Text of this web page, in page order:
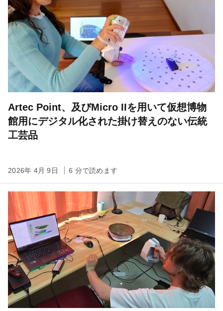
Artec Point、及びMicro IIを用いて仮想博物
館用にデジタル化された掛け替えのない伝統
工芸品
2026年 4月 9日 6 分で読めます